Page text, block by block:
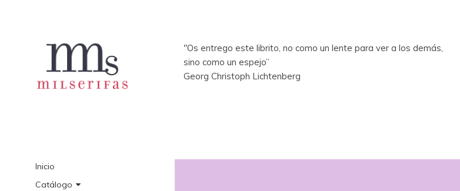
"Os entrego este librito, no como un lente para ver a los demás,
sino como un espejo”
Georg Christoph Lichtenberg
Inicio
Catálogo